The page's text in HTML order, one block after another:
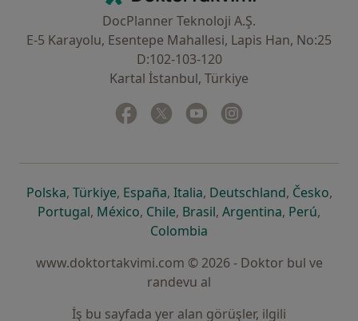
DocPlanner Teknoloji A.Ş.
E-5 Karayolu, Esentepe Mahallesi, Lapis Han, No:25
D:102-103-120
Kartal İstanbul, Türkiye
Facebook
yeni bir sekmede açılır
Twitter
yeni bir sekmede açılır
Youtube
yeni bir sekmede açılır
Polskayeni bir sekmede açılır
, Türkiyeyeni bir sekmede açılır
, Españayeni bir sekmede açılır
, Italiayeni bir sekmede açılır
, Deutschlandyeni bir
, Českoyeni
,
Portugalyeni bir sekmede açılır
, Méxicoyeni bir sekmede açılır
, Chileyeni bir sekmede açılır
, Brasilyeni bir sekmede açılır
, Argentinayeni bir
, Perúyeni
,
Colombia
www.doktortakvimi.com © 2026 - Doktor bul ve
randevu al
İş bu sayfada yer alan görüşler, ilgili